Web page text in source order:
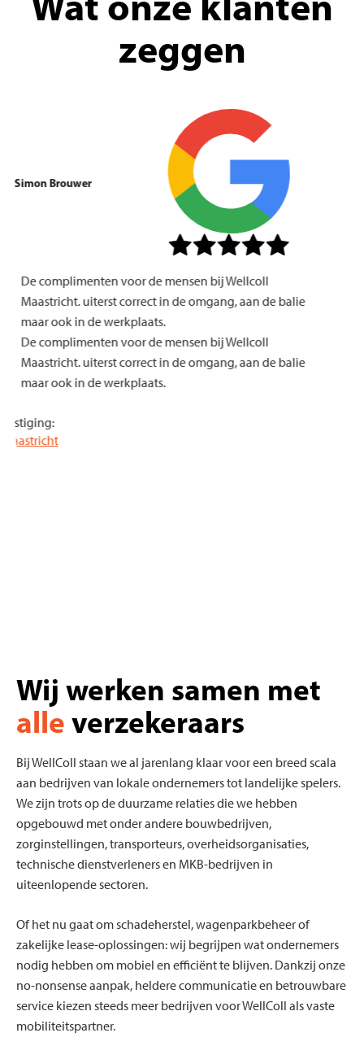
zeggen
Simon Brouwer
De complimenten voor de mensen bij Wellcoll
Maastricht. uiterst correct in de omgang, aan de balie
maar ook in de werkplaats.
De complimenten voor de mensen bij Wellcoll
Maastricht. uiterst correct in de omgang, aan de balie
maar ook in de werkplaats.
Vestiging:
Maastricht
Wij werken samen met
alleverzekeraars
Bij WellColl staan we al jarenlang klaar voor een breed scala
aan bedrijven van lokale ondernemers tot landelijke spelers.
We zijn trots op de duurzame relaties die we hebben
opgebouwd met onder andere bouwbedrijven,
zorginstellingen, transporteurs, overheidsorganisaties,
technische dienstverleners en MKB-bedrijven in
uiteenlopende sectoren.
Of het nu gaat om schadeherstel, wagenparkbeheer of
zakelijke lease-oplossingen: wij begrijpen wat ondernemers
nodig hebben om mobiel en efficiënt te blijven. Dankzij onze
no-nonsense aanpak, heldere communicatie en betrouwbare
service kiezen steeds meer bedrijven voor WellColl als vaste
mobiliteitspartner.